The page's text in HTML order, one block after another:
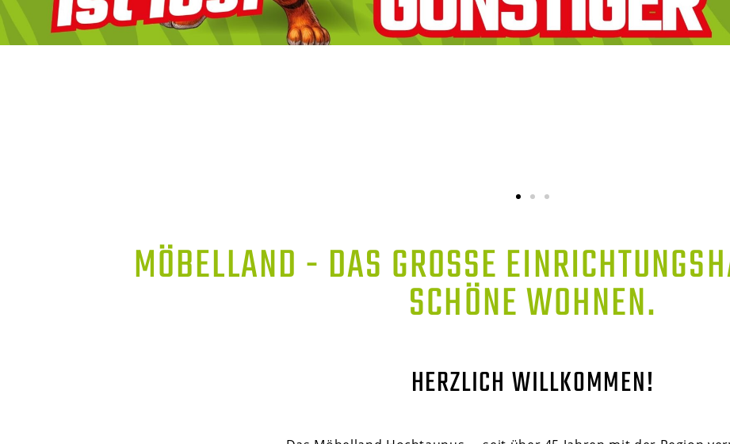
MÖBELLAND - DAS GROSSE
CHÖNE WOHNEN.
HERZLICH WILLKOMMEN!